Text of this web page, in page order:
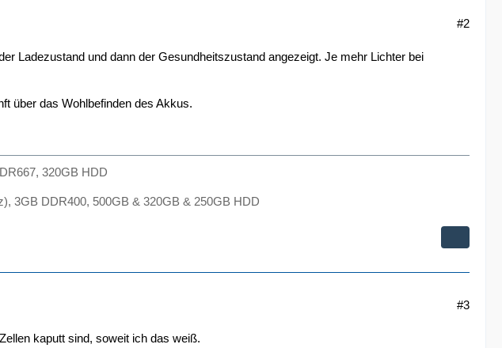
#2
Ladezustand und dann der Gesundheitszustand angezeigt. Je mehr Lichter bei
über das Wohlbefinden des Akkus.
320GB HDD
3GB DDR400, 500GB & 320GB & 250GB HDD
#3
kaputt sind, soweit ich das weiß.